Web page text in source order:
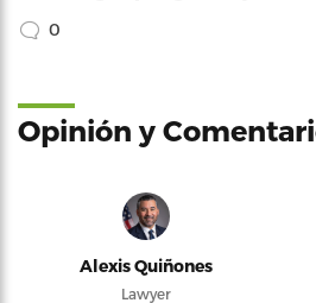
0
Opinión y
Alexis Quiñones
Lawyer